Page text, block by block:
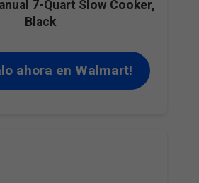
7-Quart Slow Cooker,
Black
ahora en Walmart!